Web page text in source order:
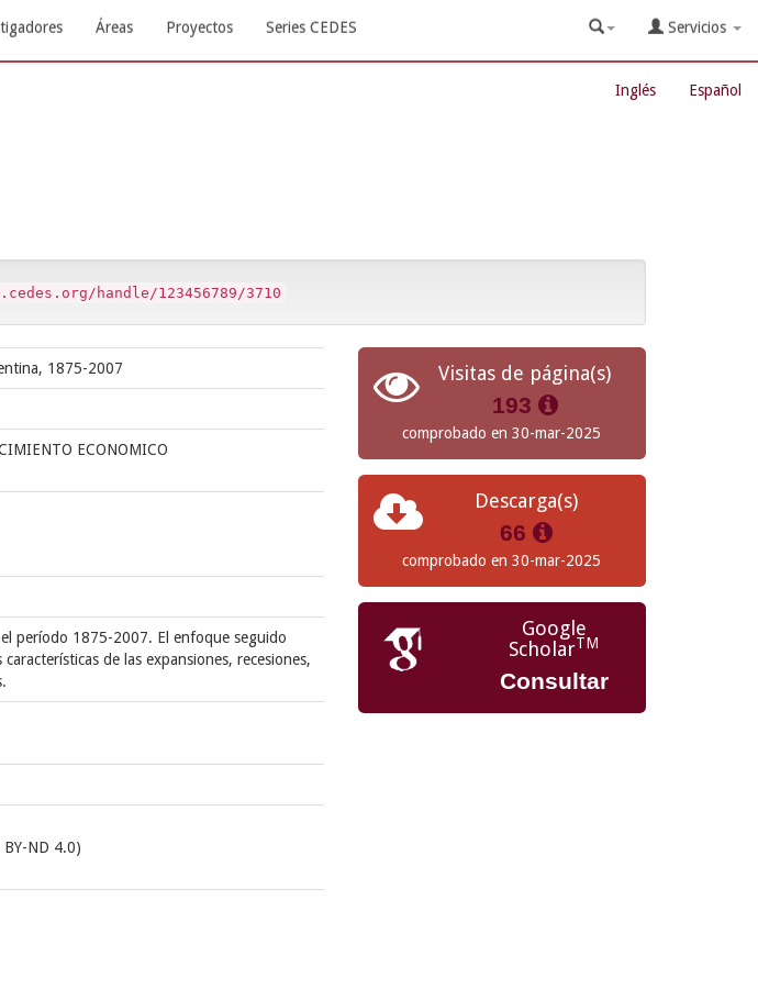
Áreas Proyectos Series CEDES Servicios
Inglés Español
handle/123456789/3710
1875-2007
ECONOMICO
período 1875-2007. El enfoque seguido
de las expansiones, recesiones,
ND 4.0)
Visitas de página(s)
193
comprobado en 30-mar-2025
Descarga(s)
66
comprobado en 30-mar-2025
Google
ScholarTM
Consultar